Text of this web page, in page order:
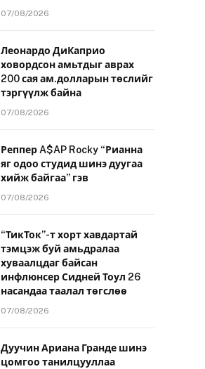
07/08/2026
Леонардо ДиКаприо
ховордсон амьтдыг аврах
200 сая ам.долларын төслийг
тэргүүлж байна
07/08/2026
Реппер A$AP Rocky “Рианна
яг одоо студид шинэ дуугаа
хийж байгаа” гэв
07/08/2026
“ТикТок”-т хорт хавдартай
тэмцэж буй амьдралаа
хуваалцдаг байсан
инфлюнсер Сидней Тоул 26
насандаа таалал төгслөө
07/08/2026
Дуучин Ариана Гранде шинэ
цомгоо танилцууллаа